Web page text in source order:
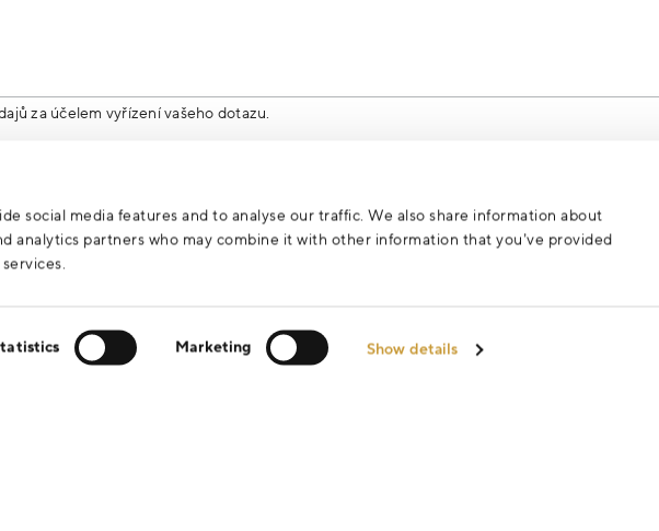
social media features and to analyse our traffic. We also share information about
analytics partners who may combine it with other information that you’ve provided
Marketing Show details
za účelem vyřízení vašeho dotazu.